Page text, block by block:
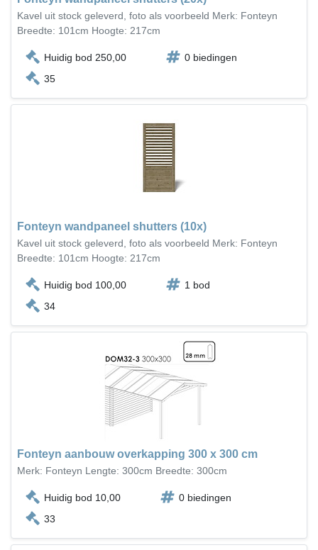
Kavel uit stock geleverd, foto als voorbeeld Merk: Fonteyn
Breedte: 101cm Hoogte: 217cm
Huidig bod 250,00
0 biedingen
35
Fonteyn wandpaneel shutters (10x)
Kavel uit stock geleverd, foto als voorbeeld Merk: Fonteyn
Breedte: 101cm Hoogte: 217cm
Huidig bod 100,00
1 bod
34
Fonteyn aanbouw overkapping 300 x 300 cm
Merk: Fonteyn Lengte: 300cm Breedte: 300cm
Huidig bod 10,00
0 biedingen
33